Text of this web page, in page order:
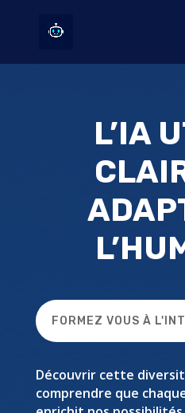
L’IA
Découvrir cette
comprendre que